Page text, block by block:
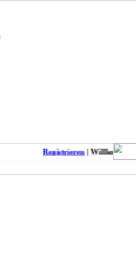
Registrieren| Willkommen